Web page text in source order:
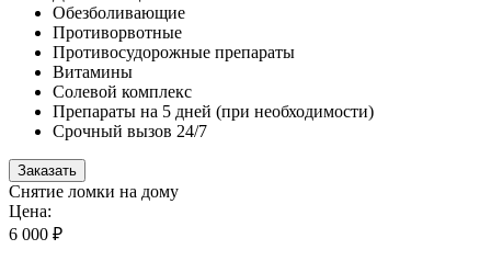
Обезболивающие
Противорвотные
Противосудорожные препараты
Витамины
Солевой комплекс
Препараты на 5 дней (при необходимости)
Срочный вызов 24/7
Заказать
Снятие ломки на дому
Цена:
6 000 ₽